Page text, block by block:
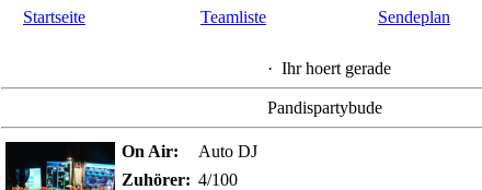
Startseite Teamliste Sendeplan
· Ihr hoert gerade
Pandispartybude
On Air: Auto DJ
Zuhörer: 4/100